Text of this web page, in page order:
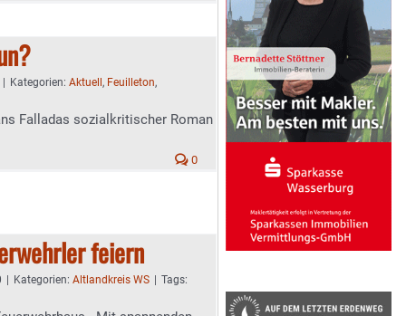
Kategorien: Aktuell , Feuilleton,
Falladas sozialkritischer Roman
0
feiern
Kategorien: Altlandkreis WS Tags: